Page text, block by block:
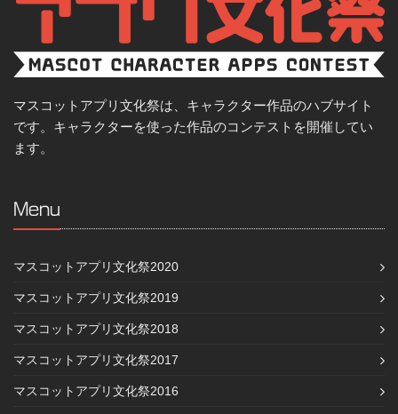
マスコットアプリ文化祭は、キャラクター作品のハブサイト
です。キャラクターを使った作品のコンテストを開催してい
ます。
Menu
マスコットアプリ文化祭2020
マスコットアプリ文化祭2019
マスコットアプリ文化祭2018
マスコットアプリ文化祭2017
マスコットアプリ文化祭2016